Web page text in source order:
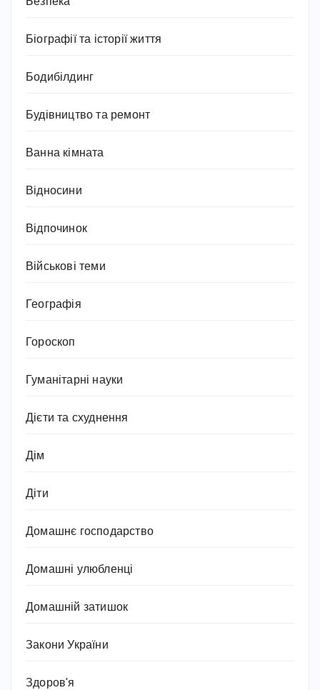
Біографії та історії життя
Бодибілдинг
Будівництво та ремонт
Ванна кімната
Відносини
Відпочинок
Військові теми
Географія
Гороскоп
Гуманітарні науки
Дієти та схуднення
Дім
Діти
Домашнє господарство
Домашні улюбленці
Домашній затишок
Закони України
Здоров'я